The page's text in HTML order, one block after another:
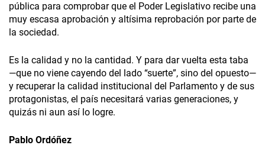
pública para comprobar que el Poder Legislativo recibe una
muy escasa aprobación y altísima reprobación por parte de
la sociedad.
Es la calidad y no la cantidad. Y para dar vuelta esta taba
—que no viene cayendo del lado “suerte”, sino del opuesto—
y recuperar la calidad institucional del Parlamento y de sus
protagonistas, el país necesitará varias generaciones, y
quizás ni aun así lo logre.
Pablo Ordóñez